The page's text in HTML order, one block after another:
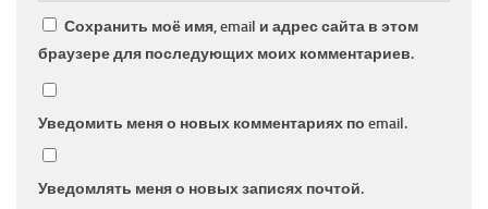
Сохранить моё имя, email и адрес сайта в этом
браузере для последующих моих комментариев.
Уведомить меня о новых комментариях по email.
Уведомлять меня о новых записях почтой.